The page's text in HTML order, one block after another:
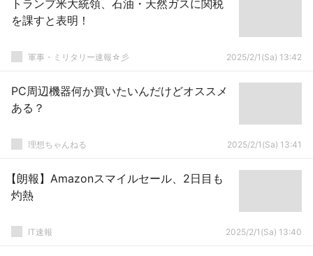
トランプ米大統領、石油・天然ガスに関税
を課すと表明！
軍事・ミリタリー速報☆彡 2025/2/1(Sa) 13:42
PC周辺機器何か買いたいんだけどオススメ
ある？
理想ちゃんねる 2025/2/1(Sa) 13:41
【朗報】Amazonスマイルセール、2日目も
灼熱
IT速報 2025/2/1(Sa) 13:40